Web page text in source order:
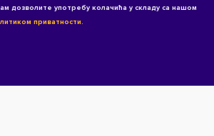
дозволите употребу колачића у складу са нашом
приватности.